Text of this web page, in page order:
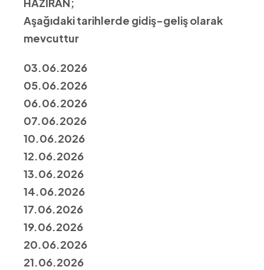
HAZİRAN;
Aşağıdaki tarihlerde gidiş-geliş olarak
mevcuttur
03.06.2026
05.06.2026
06.06.2026
07.06.2026
10.06.2026
12.06.2026
13.06.2026
14.06.2026
17.06.2026
19.06.2026
20.06.2026
21.06.2026